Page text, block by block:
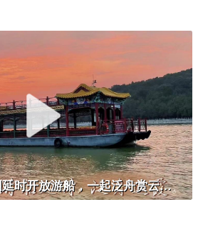
北京多家市属公园延时开放游船，一起泛舟赏云霞！